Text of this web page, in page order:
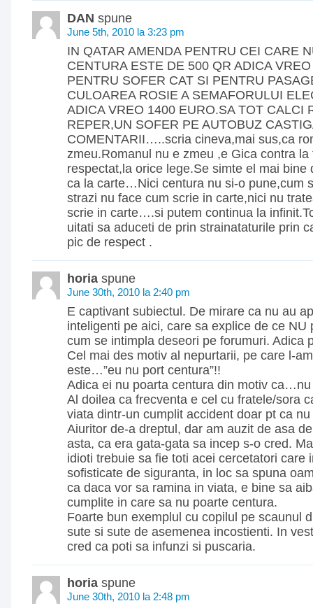
DAN spune
June 5th, 2010 la 3:23 pm
IN QATAR AMENDA PENTRU CEI CARE
CENTURA ESTE DE 500 QR ADICA
PENTRU SOFER CAT SI PENTRU
CULOAREA ROSIE A SEMAFORULUI
ADICA VREO 1400 EURO.SA TOT CALCI
REPER,UN SOFER PE AUTOBUZ
COMENTARII…..scria cineva,mai sus,ca
zmeu.Romanul nu e zmeu ,e Gica contra la
respectat,la orice lege.Se simte el mai bine
ca la carte…Nici centura nu si-o pune,cum
strazi nu face cum scrie in carte,nici nu
scrie in carte….si putem continua la
uitati sa aduceti de prin strainataturile prin
pic de respect .
horia spune
June 30th, 2010 la 2:40 pm
E captivant subiectul. De mirare ca nu au
inteligenti pe aici, care sa explice de ce NU
cum se intimpla deseori pe forumuri. Adica
Cel mai des motiv al nepurtarii, pe care l-
este…”eu nu port centura”!!
Adica ei nu poarta centura din motiv
Al doilea ca frecventa e cel cu fratele/sora
viata dintr-un cumplit accident doar pt ca
Aiuritor de-a dreptul, dar am auzit de asa
asta, ca era gata-gata sa incep s-o cred.
idioti trebuie sa fie toti acei cercetatori care
sofisticate de siguranta, in loc sa spuna
ca daca vor sa ramina in viata, e bine sa
cumplite in care sa nu poarte centura.
Foarte bun exemplul cu copilul pe scaunul
sute si sute de asemenea incostienti. In
cred ca poti sa infunzi si puscaria.
horia spune
June 30th, 2010 la 2:48 pm